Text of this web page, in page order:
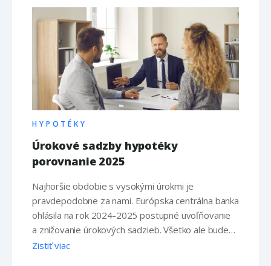
HYPOTÉKY
Úrokové sadzby hypotéky
porovnanie 2025
Najhoršie obdobie s vysokými úrokmi je
pravdepodobne za nami. Európska centrálna banka
ohlásila na rok 2024-2025 postupné uvoľňovanie
a znižovanie úrokových sadzieb. Všetko ale bude
záležať od vývoja inflácie v eurozóne. Čím sú
Zistiť viac